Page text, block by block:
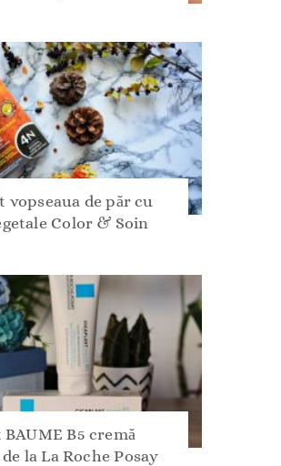
vopseaua de păr cu
Color & Soin
B5 cremă
la La Roche Posay